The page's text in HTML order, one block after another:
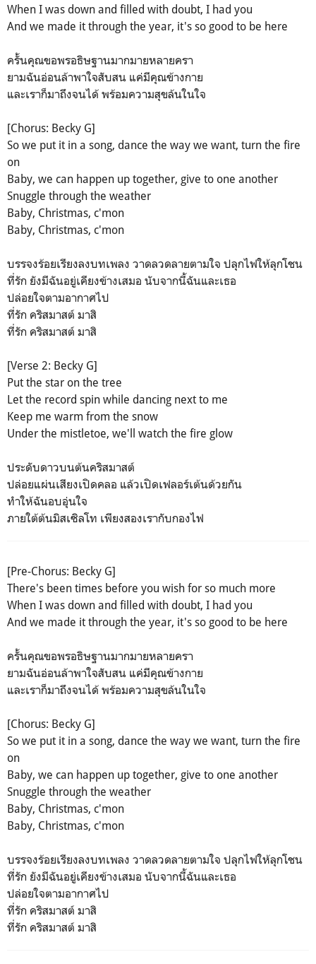
When I was down and filled with doubt, I had you
And we made it through the year, it's so good to be here
ครั้นคุณขอพรอธิษฐานมากมายหลายครา
ยามฉันอ่อนล้าพาใจสับสน แค่มีคุณข้างกาย
และเราก็มาถึงจนได้ พร้อมความสุขล้นในใจ
[Chorus: Becky G]
So we put it in a song, dance the way we want, turn the fire
on
Baby, we can happen up together, give to one another
Snuggle through the weather
Baby, Christmas, c'mon
Baby, Christmas, c'mon
บรรจงร้อยเรียงลงบทเพลง วาดลวดลายตามใจ ปลุกไฟให้ลุกโชน
ที่รัก ยังมีฉันอยู่เคียงข้างเสมอ นับจากนี้ฉันและเธอ
ปล่อยใจตามอากาศไป
ที่รัก คริสมาสต์ มาสิ
ที่รัก คริสมาสต์ มาสิ
[Verse 2: Becky G]
Put the star on the tree
Let the record spin while dancing next to me
Keep me warm from the snow
Under the mistletoe, we'll watch the fire glow
ประดับดาวบนต้นคริสมาสต์
ปล่อยแผ่นเสียงเปิดคลอ แล้วเปิดเฟลอร์เต้นด้วยกัน
ทำให้ฉันอบอุ่นใจ
ภายใต้ต้นมิสเซิลโท เพียงสองเรากับกองไฟ
[Pre-Chorus: Becky G]
There's been times before you wish for so much more
When I was down and filled with doubt, I had you
And we made it through the year, it's so good to be here
ครั้นคุณขอพรอธิษฐานมากมายหลายครา
ยามฉันอ่อนล้าพาใจสับสน แค่มีคุณข้างกาย
และเราก็มาถึงจนได้ พร้อมความสุขล้นในใจ
[Chorus: Becky G]
So we put it in a song, dance the way we want, turn the fire
on
Baby, we can happen up together, give to one another
Snuggle through the weather
Baby, Christmas, c'mon
Baby, Christmas, c'mon
บรรจงร้อยเรียงลงบทเพลง วาดลวดลายตามใจ ปลุกไฟให้ลุกโชน
ที่รัก ยังมีฉันอยู่เคียงข้างเสมอ นับจากนี้ฉันและเธอ
ปล่อยใจตามอากาศไป
ที่รัก คริสมาสต์ มาสิ
ที่รัก คริสมาสต์ มาสิ